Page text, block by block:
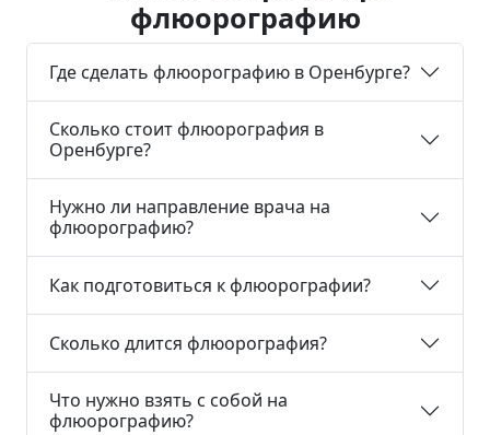
флюорографию
Где сделать флюорографию в Оренбурге?
Сколько стоит флюорография в
Оренбурге?
Нужно ли направление врача на
флюорографию?
Как подготовиться к флюорографии?
Сколько длится флюорография?
Что нужно взять с собой на
флюорографию?